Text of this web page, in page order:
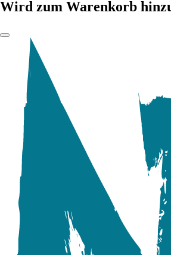
Wird zum Warenkorb